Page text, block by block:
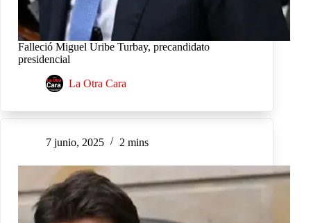
Falleció Miguel Uribe Turbay, precandidato
presidencial
La Otra Cara
7 junio, 2025 2 mins